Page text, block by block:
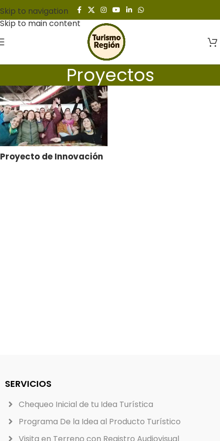
Skip to navigation
Skip to main content
Proyectos
Proyecto de Innovación
SERVICIOS
Chequeo Inicial de tu Idea Turística
Programa De la Idea al Producto Turístico
Visita en Terreno con Registro Audiovisual